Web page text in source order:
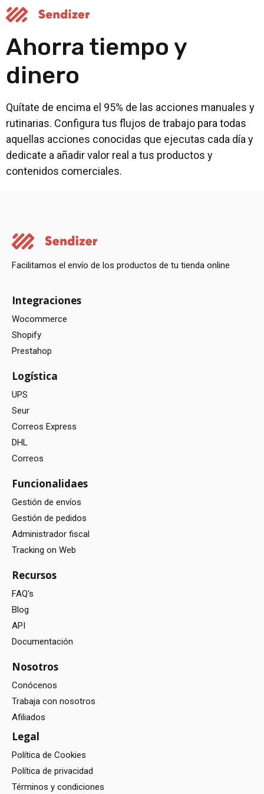
Ahorra tiempo y
dinero
Quítate de encima el 95% de las acciones manuales y
rutinarias. Configura tus flujos de trabajo para todas
aquellas acciones conocidas que ejecutas cada día y
dedicate a añadir valor real a tus productos y
contenidos comerciales.
Facilitamos el envío de los productos de tu tienda online
Integraciones
Wocommerce
Shopify
Prestahop
Logística
UPS
Seur
Correos Express
DHL
Correos
Funcionalidaes
Gestión de envíos
Gestión de pedidos
Administrador fiscal
Tracking on Web
Recursos
FAQ's
Blog
API
Documentación
Nosotros
Conócenos
Trabaja con nosotros
Afiliados
Legal
Política de Cookies
Política de privacidad
Términos y condiciones